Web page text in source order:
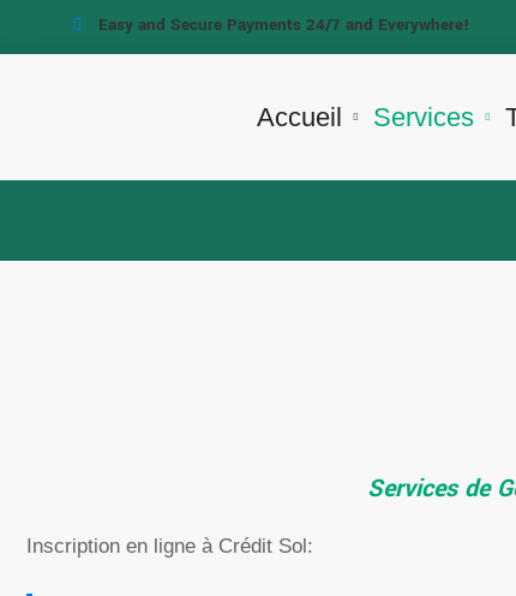
Easy and Secure Payments 24/7 and Everywhere!
Accueil Services
Services de
Inscription en ligne à Crédit Sol: